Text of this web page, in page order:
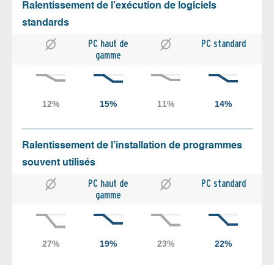
Ralentissement de l’exécution de logiciels
standards
PC haut de
gamme
PC standard
Ralentissement de l’installation de programmes
souvent utilisés
PC haut de
gamme
PC standard